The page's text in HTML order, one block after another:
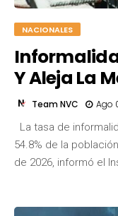
NACIONALES
Y Aleja La
Team NVC Ago
La tasa de
54.8% de la
de 2026, informó el